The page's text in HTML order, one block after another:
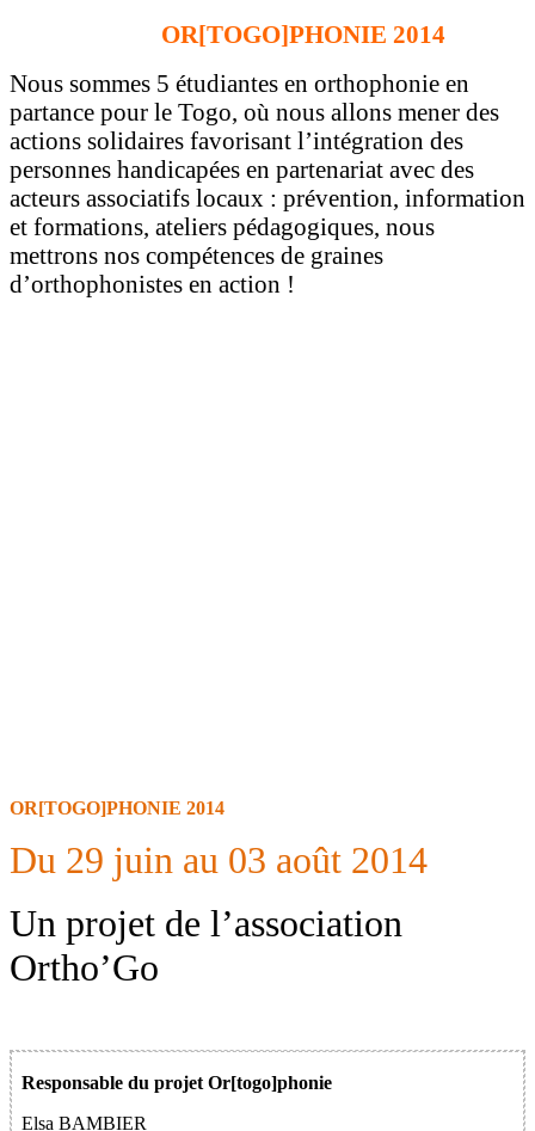
OR[TOGO]PHONIE 2014
Nous sommes 5 étudiantes en orthophonie en
partance pour le Togo, où nous allons mener des
actions solidaires favorisant l’intégration des
personnes handicapées en partenariat avec des
acteurs associatifs locaux : prévention, information
et formations, ateliers pédagogiques, nous
mettrons nos compétences de graines
d’orthophonistes en action !
OR[TOGO]PHONIE 2014
Du 29 juin au 03 août 2014
Un projet de l’association
Ortho’Go
Responsable du projet Or[togo]phonie
Elsa BAMBIER